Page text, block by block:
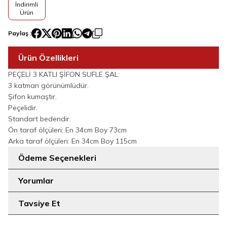
İndirimli
Ürün
Paylaş :
Ürün Özellikleri
PEÇELİ 3 KATLI ŞİFON SUFLE ŞAL:
3 katman görünümlüdür.
Şifon kumaştır.
Peçelidir.
Standart bedendir.
Ön taraf ölçüleri: En 34cm Boy 73cm
Arka taraf ölçüleri: En 34cm Boy 115cm
Ödeme Seçenekleri
Yorumlar
Tavsiye Et